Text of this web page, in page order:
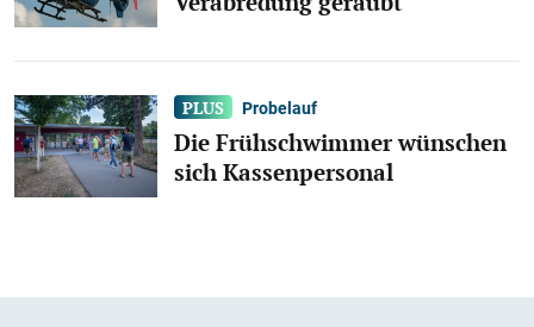
Probelauf
Die Frühschwimmer wünschen
sich Kassenpersonal